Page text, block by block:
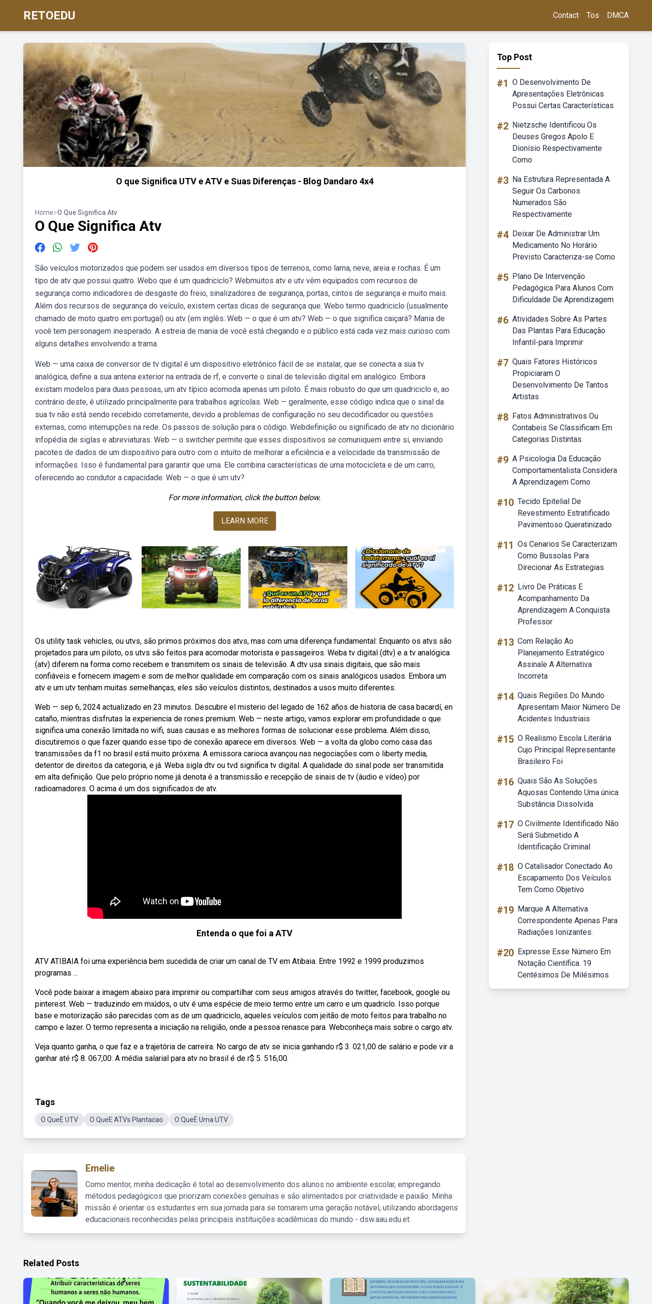
RETOEDU Contact Tos DMCA
O que Significa UTV e ATV e Suas Diferenças - Blog Dandaro 4x4
Home>O Que Significa Atv
O Que Significa Atv
São veículos motorizados que podem ser usados em diversos tipos de terrenos, como lama, neve, areia e rochas. É um
tipo de atv que possui quatro. Webo que é um quadriciclo? Webmuitos atv e utv vêm equipados com recursos de
segurança como indicadores de desgaste do freio, sinalizadores de segurança, portas, cintos de segurança e muito mais.
Além dos recursos de segurança do veículo, existem certas dicas de segurança que. Webo termo quadriciclo (usualmente
chamado de moto quatro em portugal) ou atv (em inglês: Web — o que é um atv? Web — o que significa caiçará? Mania de
você tem personagem inesperado. A estreia de mania de você está chegando e o público está cada vez mais curioso com
alguns detalhes envolvendo a trama.
Web — uma caixa de conversor de tv digital é um dispositivo eletrônico fácil de se instalar, que se conecta a sua tv
analógica, define a sua antena exterior na entrada de rf, e converte o sinal de televisão digital em analógico. Embora
existam modelos para duas pessoas, um atv típico acomoda apenas um piloto. É mais robusto do que um quadriciclo e, ao
contrário deste, é utilizado principalmente para trabalhos agrícolas. Web — geralmente, esse código indica que o sinal da
sua tv não está sendo recebido corretamente, devido a problemas de configuração no seu decodificador ou questões
externas, como interrupções na rede. Os passos de solução para o código. Webdefinição ou significado de atv no dicionário
infopédia de siglas e abreviaturas. Web — o switcher permite que esses dispositivos se comuniquem entre si, enviando
pacotes de dados de um dispositivo para outro com o intuito de melhorar a eficiência e a velocidade da transmissão de
informações. Isso é fundamental para garantir que uma. Ele combina características de uma motocicleta e de um carro,
oferecendo ao condutor a capacidade. Web — o que é um utv?
For more information, click the button below.
LEARN MORE
Os utility task vehicles, ou utvs, são primos próximos dos atvs, mas com uma diferença fundamental: Enquanto os atvs são
projetados para um piloto, os utvs são feitos para acomodar motorista e passageiros. Weba tv digital (dtv) e a tv analógica
(atv) diferem na forma como recebem e transmitem os sinais de televisão. A dtv usa sinais digitais, que são mais
confiáveis e fornecem imagem e som de melhor qualidade em comparação com os sinais analógicos usados. Embora um
atv e um utv tenham muitas semelhanças, eles são veículos distintos, destinados a usos muito diferentes.
Web — sep 6, 2024 actualizado en 23 minutos. Descubre el misterio del legado de 162 años de historia de casa bacardí, en
cataño, mientras disfrutas la experiencia de rones premium. Web — neste artigo, vamos explorar em profundidade o que
significa uma conexão limitada no wifi, suas causas e as melhores formas de solucionar esse problema. Além disso,
discutiremos o que fazer quando esse tipo de conexão aparece em diversos. Web — a volta da globo como casa das
transmissões da f1 no brasil está muito próxima. A emissora carioca avançou nas negociações com o liberty media,
detentor de direitos da categoria, e já. Weba sigla dtv ou tvd significa tv digital. A qualidade do sinal pode ser transmitida
em alta definição. Que pelo próprio nome já denota é a transmissão e recepção de sinais de tv (áudio e vídeo) por
radioamadores. O acima é um dos significados de atv.
Entenda o que foi a ATV
ATV ATIBAIA foi uma experiência bem sucedida de criar um canal de TV em Atibaia. Entre 1992 e 1999 produzimos
programas ...
Você pode baixar a imagem abaixo para imprimir ou compartilhar com seus amigos através do twitter, facebook, google ou
pinterest. Web — traduzindo em miúdos, o utv é uma espécie de meio termo entre um carro e um quadriclo. Isso porque
base e motorização são parecidas com as de um quadriciclo, aqueles veículos com jeitão de moto feitos para trabalho no
campo e lazer. O termo representa a iniciação na religião, onde a pessoa renasce para. Webconheça mais sobre o cargo atv.
Veja quanto ganha, o que faz e a trajetória de carreira. No cargo de atv se inicia ganhando r$ 3. 021,00 de salário e pode vir a
ganhar até r$ 8. 067,00. A média salarial para atv no brasil é de r$ 5. 516,00.
Tags
O QueÉ UTV O QueE ATVs Plantacao O QueÉ Uma UTV
Emelie
Como mentor, minha dedicação é total ao desenvolvimento dos alunos no ambiente escolar, empregando
métodos pedagógicos que priorizam conexões genuínas e são alimentados por criatividade e paixão. Minha
missão é orientar os estudantes em sua jornada para se tornarem uma geração notável, utilizando abordagens
educacionais reconhecidas pelas principais instituições acadêmicas do mundo - dsw.aau.edu.et.
Top Post
#1 O Desenvolvimento De
Apresentações Eletrônicas
Possui Certas Características
#2 Nietzsche Identificou Os
Deuses Gregos Apolo E
Dionísio Respectivamente
Como
#3 Na Estrutura Representada A
Seguir Os Carbonos
Numerados São
Respectivamente
#4 Deixar De Administrar Um
Medicamento No Horário
Previsto Caracteriza-se Como
#5 Plano De Intervenção
Pedagógica Para Alunos Com
Dificuldade De Aprendizagem
#6 Atividades Sobre As Partes
Das Plantas Para Educação
Infantil-para Imprimir
#7 Quais Fatores Históricos
Propiciaram O
Desenvolvimento De Tantos
Artistas
#8 Fatos Administrativos Ou
Contabeis Se Classificam Em
Categorias Distintas
#9 A Psicologia Da Educação
Comportamentalista Considera
A Aprendizagem Como
#10 Tecido Epitelial De
Revestimento Estratificado
Pavimentoso Queratinizado
#11 Os Cenarios Se Caracterizam
Como Bussolas Para
Direcionar As Estrategias
#12 Livro De Práticas E
Acompanhamento Da
Aprendizagem A Conquista
Professor
#13 Com Relação Ao
Planejamento Estratégico
Assinale A Alternativa
Incorreta
#14 Quais Regiões Do Mundo
Apresentam Maior Número De
Acidentes Industriais
#15 O Realismo Escola Literária
Cujo Principal Representante
Brasileiro Foi
#16 Quais São As Soluções
Aquosas Contendo Uma única
Substância Dissolvida
#17 O Civilmente Identificado Não
Será Submetido A
Identificação Criminal
#18 O Catalisador Conectado Ao
Escapamento Dos Veículos
Tem Como Objetivo
#19 Marque A Alternativa
Correspondente Apenas Para
Radiações Ionizantes.
#20 Expresse Esse Número Em
Notação Científica. 19
Centésimos De Milésimos
Related Posts